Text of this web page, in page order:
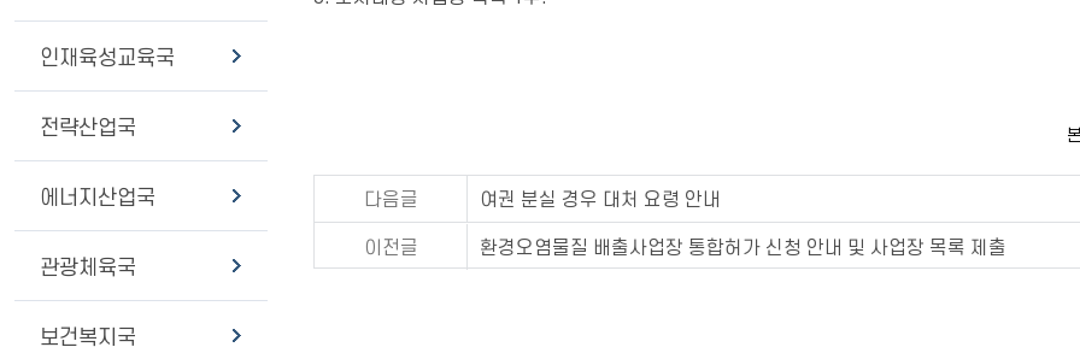
인재육성교육국
전략산업국
에너지산업국
관광체육국
보건복지국
다음글 여권 분실 경우 대처 요령 안내
이전글 환경오염물질 배출사업장 통합허가 신청 안내 및 사업장 목록 제출